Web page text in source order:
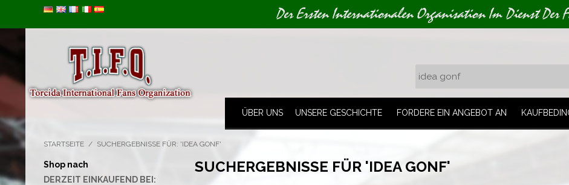
Der Ersten Internationalen Organisation Im Dienst Der
ÜBER UNS UNSERE GESCHICHTE FORDERE EIN ANGEBOT AN
STARTSEITE / SUCHERGEBNISSE FÜR: 'IDEA GONF'
Shop nach
DERZEIT EINKAUFEND BEI:
SUCHERGEBNISSE FÜR 'IDEA GONF'